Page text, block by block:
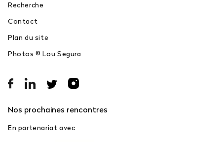
Recherche
Contact
Plan du site
Photos © Lou Segura
Nos prochaines rencontres
En partenariat avec